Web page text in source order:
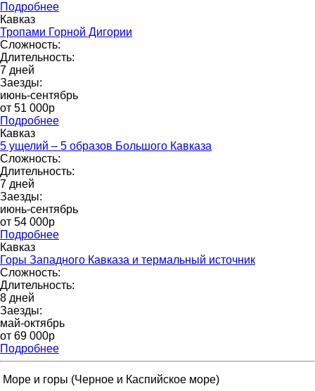
Подробнее
Кавказ
Тропами Горной Дигории
Сложность:
Длительность:
7 дней
Заезды:
июнь-сентябрь
от 51 000р
Подробнее
Кавказ
5 ущелий – 5 образов Большого Кавказа
Сложность:
Длительность:
7 дней
Заезды:
июнь-сентябрь
от 54 000р
Подробнее
Кавказ
Горы Западного Кавказа и термальный источник
Сложность:
Длительность:
8 дней
Заезды:
май-октябрь
от 69 000p
Подробнее
Море и горы (Черное и Каспийское море)